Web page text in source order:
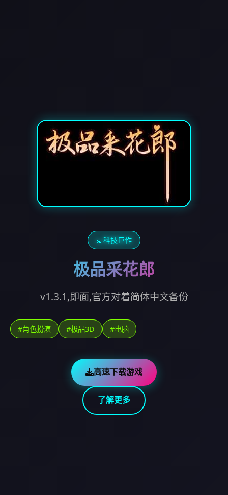
🚼 科技巨作
极品采花郎
v1.3.1,即面,官方对着简体中文备份
#角色扮演 #极品3D #电脑
高速下载游戏
了解更多